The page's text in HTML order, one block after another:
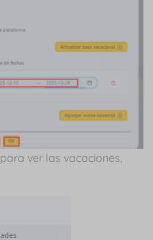
para ver las vacaciones,